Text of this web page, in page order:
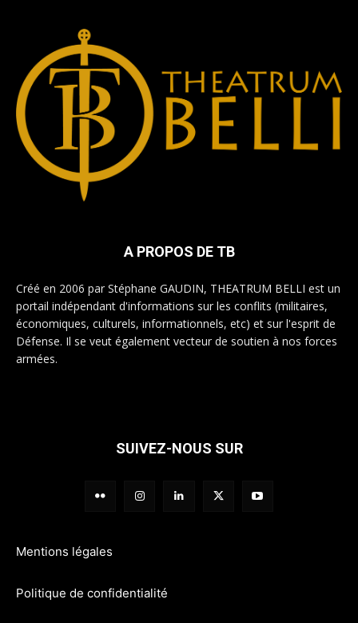
A PROPOS DE TB
Créé en 2006 par Stéphane GAUDIN, THEATRUM BELLI est un
portail indépendant d'informations sur les conflits (militaires,
économiques, culturels, informationnels, etc) et sur l'esprit de
Défense. Il se veut également vecteur de soutien à nos forces
armées.
SUIVEZ-NOUS SUR
Mentions légales
Politique de confidentialité